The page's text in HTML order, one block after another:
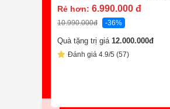
Rẻ hơn: 6.990.000 đ
10.990.000đ -36%
Quà tặng trị giá 12.000.000đ
Đánh giá 4.9/5 (57)